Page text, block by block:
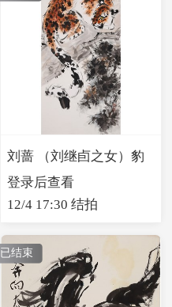
刘蔷 （刘继卣之女）豹
登录后查看
12/4 17:30 结拍
已结束